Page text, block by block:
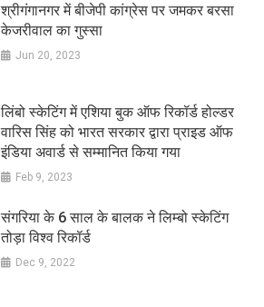
श्रीगंगानगर में बीजेपी कांग्रेस पर जमकर बरसा
केजरीवाल का गुस्सा
Jun 20, 2023
लिंबो स्केटिंग में एशिया बुक ऑफ रिकॉर्ड होल्डर
वारिस सिंह को भारत सरकार द्वारा प्राइड ऑफ
इंडिया अवार्ड से सम्मानित किया गया
Feb 9, 2023
संगरिया के 6 साल के बालक ने लिम्बो स्केटिंग
तोड़ा विश्व रिकॉर्ड
Dec 9, 2022